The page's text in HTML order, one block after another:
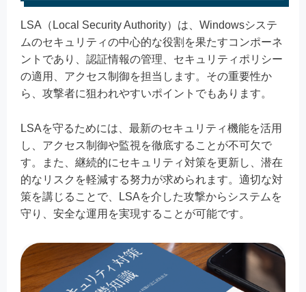
LSA（Local Security Authority）は、Windowsシステ
ムのセキュリティの中心的な役割を果たすコンポーネ
ントであり、認証情報の管理、セキュリティポリシー
の適用、アクセス制御を担当します。その重要性か
ら、攻撃者に狙われやすいポイントでもあります。
LSAを守るためには、最新のセキュリティ機能を活用
し、アクセス制御や監視を徹底することが不可欠で
す。また、継続的にセキュリティ対策を更新し、潜在
的なリスクを軽減する努力が求められます。適切な対
策を講じることで、LSAを介した攻撃からシステムを
守り、安全な運用を実現することが可能です。